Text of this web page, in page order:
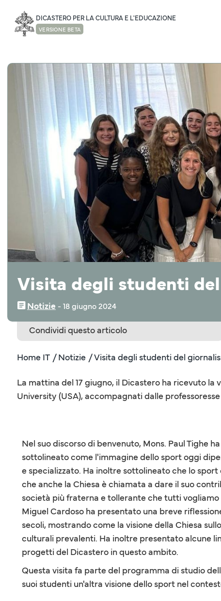
DICASTERO PER LA CULTURA E L'EDUCAZIONE
VERSIONE BETA
Visita degli studenti
Notizie ‒ 18 giugno 2024
Condividi questo articolo
Home IT / Notizie / Visita degli studenti del
La mattina del 17 giugno, il Dicastero ha ricevuto
University (USA), accompagnati dalle
Nel suo discorso di benvenuto, Mons. Paul Tighe
sottolineato come l'immagine dello sport oggi
e specializzato. Ha inoltre sottolineato che lo
che anche la Chiesa è chiamata a dare il suo
società più fraterna e tollerante che tutti
Miguel Cardoso ha presentato una breve
secoli, mostrando come la visione della Chiesa
culturali prevalenti. Ha inoltre presentato alcune
progetti del Dicastero in questo ambito.
Questa visita fa parte del programma di studio
suoi studenti un'altra visione dello sport nel